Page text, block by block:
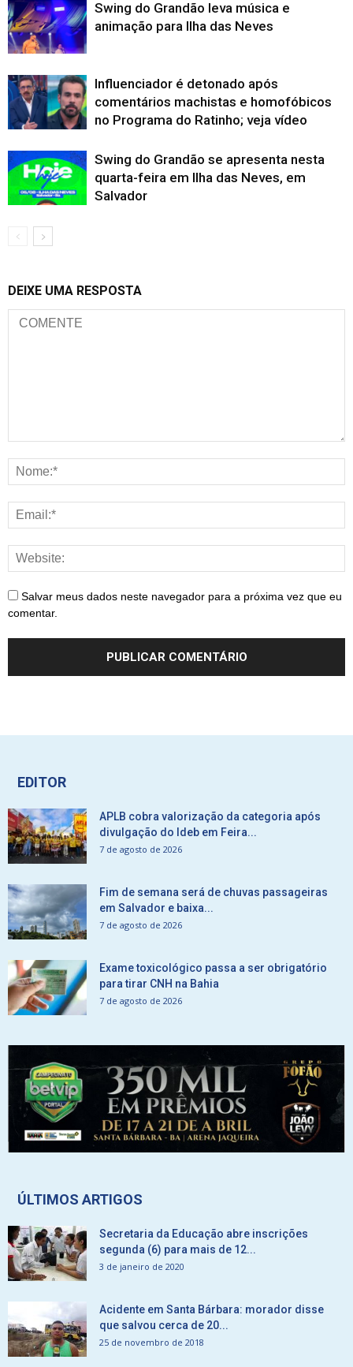
Swing do Grandão leva música e
animação para Ilha das Neves
Influenciador é detonado após
comentários machistas e homofóbicos
no Programa do Ratinho; veja vídeo
Swing do Grandão se apresenta nesta
quarta-feira em Ilha das Neves, em
Salvador
DEIXE UMA RESPOSTA
Salvar meus dados neste navegador para a próxima vez que eu
comentar.
EDITOR
APLB cobra valorização da categoria após
divulgação do Ideb em Feira...
7 de agosto de 2026
Fim de semana será de chuvas passageiras
em Salvador e baixa...
7 de agosto de 2026
Exame toxicológico passa a ser obrigatório
para tirar CNH na Bahia
7 de agosto de 2026
ÚLTIMOS ARTIGOS
Secretaria da Educação abre inscrições
segunda (6) para mais de 12...
3 de janeiro de 2020
Acidente em Santa Bárbara: morador disse
que salvou cerca de 20...
25 de novembro de 2018